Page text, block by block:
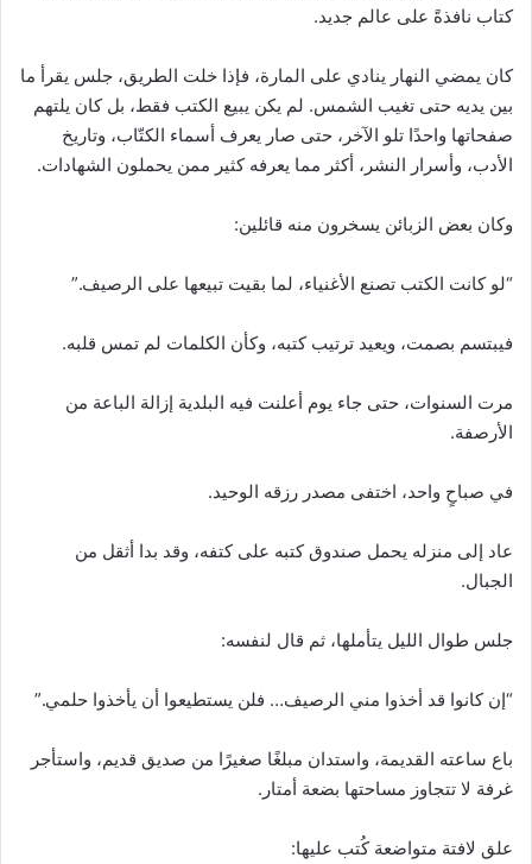
كتاب نافذةً على عالم جديد.
كان يمضي النهار ينادي على المارة، فإذا خلت الطريق، جلس يقرأ ما
بين يديه حتى تغيب الشمس. لم يكن يبيع الكتب فقط، بل كان يلتهم
صفحاتها واحدًا تلو الآخر، حتى صار يعرف أسماء الكتّاب، وتاريخ
الأدب، وأسرار النشر، أكثر مما يعرفه كثير ممن يحملون الشهادات.
وكان بعض الزبائن يسخرون منه قائلين:
“لو كانت الكتب تصنع الأغنياء، لما بقيت تبيعها على الرصيف.”
فيبتسم بصمت، ويعيد ترتيب كتبه، وكأن الكلمات لم تمس قلبه.
مرت السنوات، حتى جاء يوم أعلنت فيه البلدية إزالة الباعة من
الأرصفة.
في صباحٍ واحد، اختفى مصدر رزقه الوحيد.
عاد إلى منزله يحمل صندوق كتبه على كتفه، وقد بدا أثقل من
الجبال.
جلس طوال الليل يتأملها، ثم قال لنفسه:
“إن كانوا قد أخذوا مني الرصيف… فلن يستطيعوا أن يأخذوا حلمي.”
باع ساعته القديمة، واستدان مبلغًا صغيرًا من صديق قديم، واستأجر
غرفة لا تتجاوز مساحتها بضعة أمتار.
علق لافتة متواضعة كُتب عليها: